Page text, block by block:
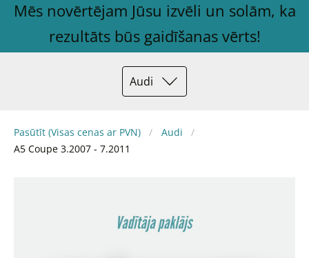
Mēs novērtējam Jūsu izvēli un solām, ka
rezultāts būs gaidīšanas vērts!
Audi
Pasūtīt (Visas cenas ar PVN)
Audi
A5 Coupe 3.2007 - 7.2011